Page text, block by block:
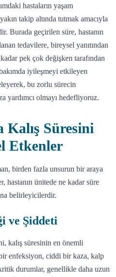
hastaların yaşam
takip altında tutmak amacıyla
Burada geçirilen süre, hastanın
tedavilere, bireysel yanıtından
pek çok değişken tarafından
iyileşmeyi etkileyen
bu zorlu sürecin
yardımcı olmayı hedefliyoruz.
Kalış Süresini
Etkenler
birden fazla unsurun bir araya
hastanın ünitede ne kadar süre
belirleyicilerdir.
ve Şiddeti
kalış süresinin en önemli
enfeksiyon, ciddi bir kaza, kalp
durumlar, genellikle daha uzun